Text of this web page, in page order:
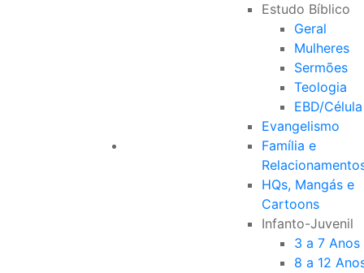
Estudo Bíblico
Geral
Mulheres
Sermões
Teologia
EBD/Célula
Evangelismo
Família e
HQs, Mangás e
Cartoons
Infanto-Juvenil
3 a 7 Anos
8 a 12